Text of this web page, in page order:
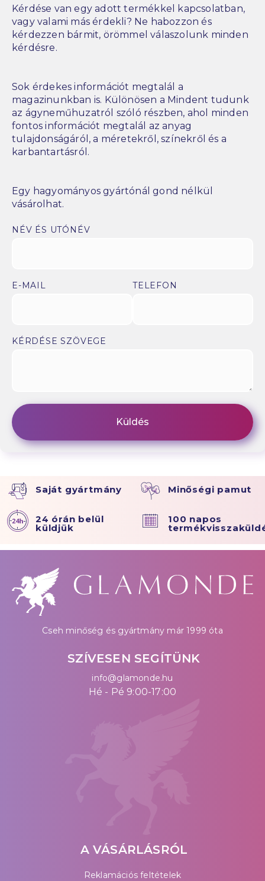
Kérdése van egy adott termékkel kapcsolatban,
vagy valami más érdekli? Ne habozzon és
kérdezzen bármit, örömmel válaszolunk minden
kérdésre.
Sok érdekes információt megtalál a
magazinunkban is. Különösen a Mindent tudunk
az ágyneműhuzatról szóló részben, ahol minden
fontos információt megtalál az anyag
tulajdonságáról, a méretekről, színekről és a
karbantartásról.
Egy hagyományos gyártónál gond nélkül
vásárolhat.
NÉV ÉS UTÓNÉV
E-MAIL TELEFON
KÉRDÉSE SZÖVEGE
Saját gyártmány Minőségi pamut
24 órán belül
küldjük
100 napos
Cseh minőség és gyártmány már 1999 óta
SZÍVESEN SEGÍTÜNK
info@glamonde.hu
Hé - Pé 9:00-17:00
A VÁSÁRLÁSRÓL
Reklamációs feltételek